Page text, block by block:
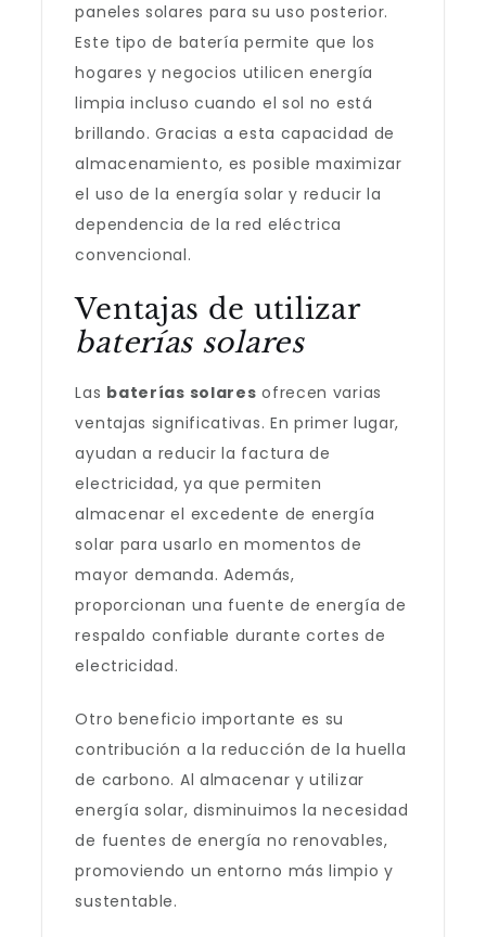
paneles solares para su uso posterior.
Este tipo de batería permite que los
hogares y negocios utilicen energía
limpia incluso cuando el sol no está
brillando. Gracias a esta capacidad de
almacenamiento, es posible maximizar
el uso de la energía solar y reducir la
dependencia de la red eléctrica
convencional.
Ventajas de utilizar
baterías solares
Las baterías solares ofrecen varias
ventajas significativas. En primer lugar,
ayudan a reducir la factura de
electricidad, ya que permiten
almacenar el excedente de energía
solar para usarlo en momentos de
mayor demanda. Además,
proporcionan una fuente de energía de
respaldo confiable durante cortes de
electricidad.
Otro beneficio importante es su
contribución a la reducción de la huella
de carbono. Al almacenar y utilizar
energía solar, disminuimos la necesidad
de fuentes de energía no renovables,
promoviendo un entorno más limpio y
sustentable.